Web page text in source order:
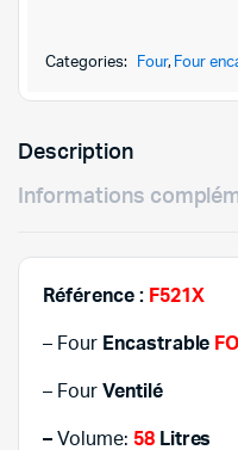
INOX
Categories: Four, Four
Description
Informations
Référence : F521X
– Four Encastrable
– FourVentilé
–Volume: 58Litres